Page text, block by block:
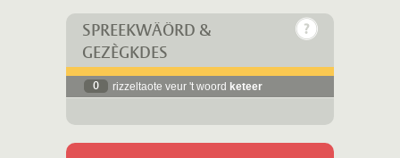
SPREEKWÄÖRD &
GEZÈGKDES
0 rizzeltaote veur 't woord keteer